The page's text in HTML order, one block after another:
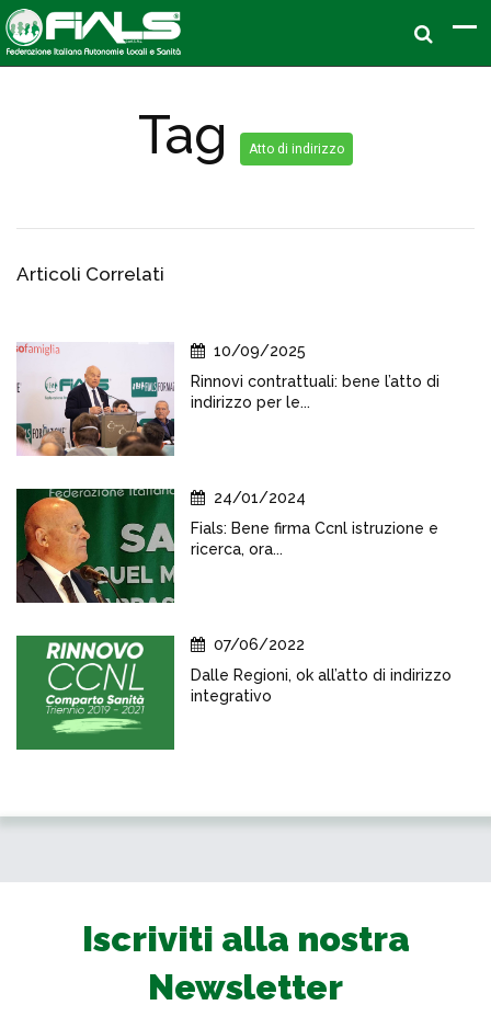
Tag Atto di indirizzo
Articoli Correlati
10/09/2025
Rinnovi contrattuali: bene l’atto di
indirizzo per le...
24/01/2024
Fials: Bene firma Ccnl istruzione e
ricerca, ora...
07/06/2022
Dalle Regioni, ok all’atto di indirizzo
integrativo
Iscriviti alla nostra
Newsletter